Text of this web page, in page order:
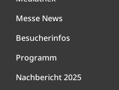
Messe News
Besucherinfos
Programm
Nachbericht 2025